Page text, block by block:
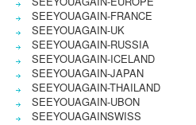
SEEYOUAGAIN-FRANCE
SEEYOUAGAIN-UK
SEEYOUAGAIN-RUSSIA
SEEYOUAGAIN-ICELAND
SEEYOUAGAIN-JAPAN
SEEYOUAGAIN-THAILAND
SEEYOUAGAIN-UBON
SEEYOUAGAINSWISS